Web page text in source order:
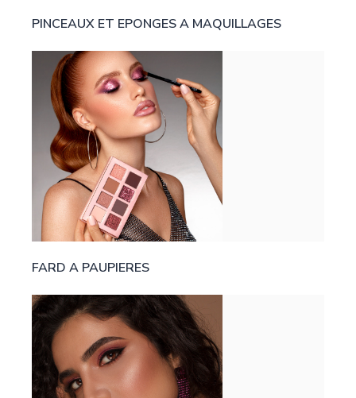
PINCEAUX ET EPONGES A MAQUILLAGES
FARD A PAUPIERES